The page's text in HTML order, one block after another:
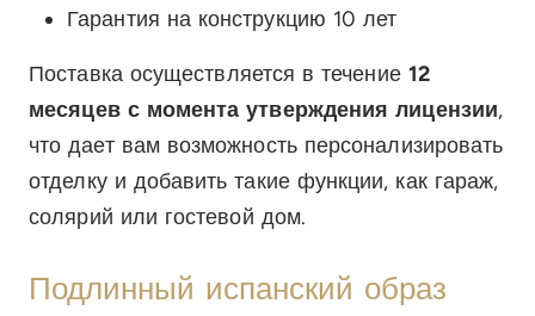
Гарантия на конструкцию 10 лет
Поставка осуществляется в течение 12
месяцев с момента утверждения лицензии,
что дает вам возможность персонализировать
отделку и добавить такие функции, как гараж,
солярий или гостевой дом.
Подлинный испанский образ